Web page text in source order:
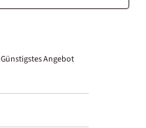
Günstigstes Angebot